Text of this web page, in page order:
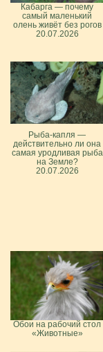
Кабарга — почему
самый маленький
олень живёт без рогов
20.07.2026
Рыба-капля —
действительно ли она
самая уродливая рыба
на Земле?
20.07.2026
Обои на рабочий стол
«Животные»